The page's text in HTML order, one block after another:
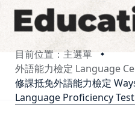
目前位置：主選單
外語能力檢定 Language
修課抵免外語能力檢定
Language Proficiency